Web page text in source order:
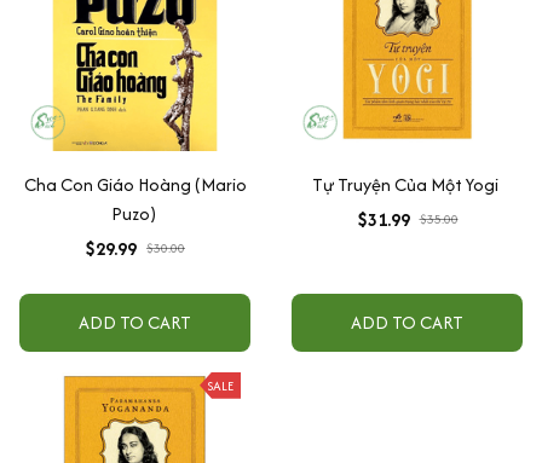
Cha Con Giáo Hoàng (Mario
Puzo)
$29.99 $30.00
ADD TO CART
Tự Truyện Của Một Yogi
$31.99 $35.00
ADD TO CART
SALE